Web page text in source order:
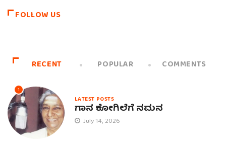
FOLLOW US
RECENT POPULAR COMMENTS
1
LATEST POSTS
ಗಾನ ಕೋಗಿಲೆಗೆ ನಮನ
July 14, 2026